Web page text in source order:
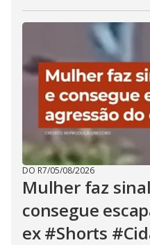
DO R7/05/08/2026
Mulher faz
consegue
ex #Shorts